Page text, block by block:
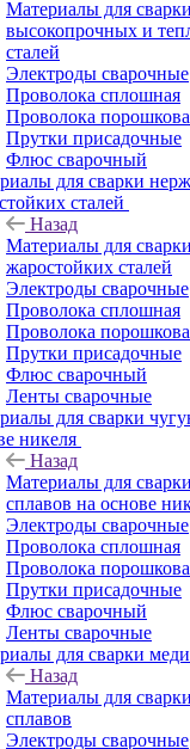
Материалы для
высокопрочных и
сталей
Электроды сварочные
Проволока сплошная
Проволока
Прутки присадочные
Флюс сварочный
для сварки
сталей
Назад
Материалы для
жаростойких сталей
Электроды сварочные
Проволока сплошная
Проволока
Прутки присадочные
Флюс сварочный
Ленты сварочные
для сварки
никеля
Назад
Материалы для
сплавов на основе
Электроды сварочные
Проволока сплошная
Проволока
Прутки присадочные
Флюс сварочный
Ленты сварочные
для сварки
Назад
Материалы для
сплавов
Электроды сварочные